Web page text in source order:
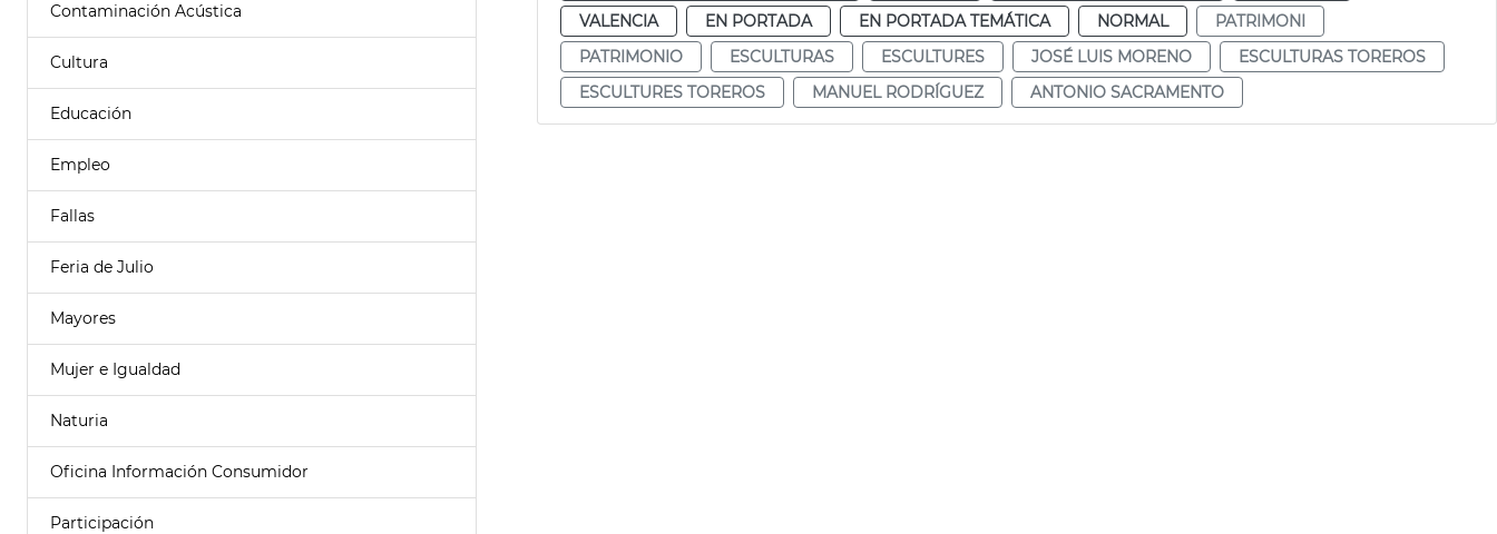
Contaminación Acústica
Cultura
Educación
Empleo
Fallas
Feria de Julio
Mayores
Mujer e Igualdad
Naturia
Oficina Información Consumidor
Participación
VALENCIA
EN PORTADA EN PORTADA TEMÁTICA NORMAL
PATRIMONI
PATRIMONIO
ESCULTURAS ESCULTURES JOSÉ LUIS MORENO
ESCULTURAS TOREROS
ESCULTURES TOREROS
MANUEL RODRÍGUEZ ANTONIO SACRAMENTO